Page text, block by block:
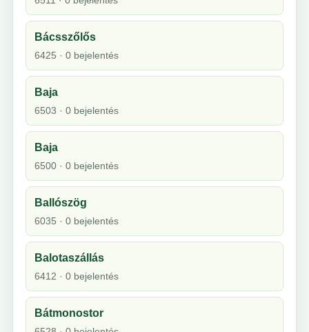
Bácsszőlős
6425 · 0 bejelentés
Baja
6503 · 0 bejelentés
Baja
6500 · 0 bejelentés
Ballószög
6035 · 0 bejelentés
Balotaszállás
6412 · 0 bejelentés
Bátmonostor